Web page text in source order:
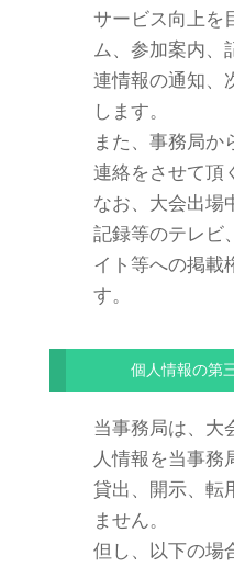
サービス向上を
ム、参加案内、
連情報の通知、
します。
また、事務局か
連絡をさせて頂
なお、大会出場
記録等のテレビ
イト等への掲載
す。
個人情報の第
当事務局は、大
人情報を当事務
貸出、開示、転
ません。
但し、以下の場